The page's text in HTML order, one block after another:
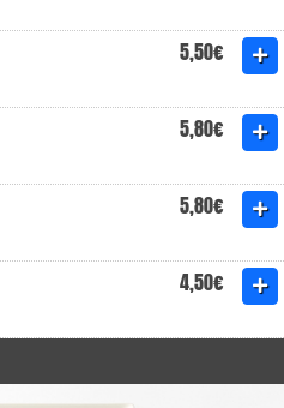
5,50€
5,80€
5,80€
4,50€